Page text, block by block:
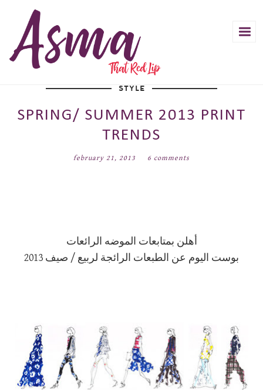
STYLE
SPRING/ SUMMER 2013 PRINT
TRENDS
february 21, 2013 6 comments
أهلن بمتابعات الموضه الرائعات
بوست اليوم عن الطبعات الرائجة لربيع / صيف 2013